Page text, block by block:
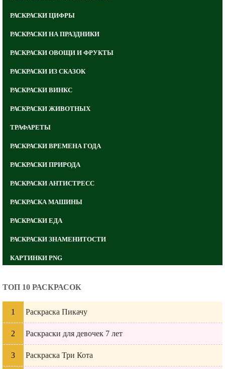
РАСКРАСКИ ЦИФРЫ
РАСКРАСКИ НА ПРАЗДНИКИ
РАСКРАСКИ ОВОЩИ И ФРУКТЫ
РАСКРАСКИ ИЗ СКАЗОК
РАСКРАСКИ ВИНКС
РАСКРАСКИ ЖИВОТНЫХ
ТРАФАРЕТЫ
РАСКРАСКИ ВРЕМЕНА ГОДА
РАСКРАСКИ ПРИРОДА
РАСКРАСКИ АНТИСТРЕСС
РАСКРАСКА МАШИНЫ
РАСКРАСКИ ЕДА
РАСКРАСКИ ЗНАМЕНИТОСТИ
КАРТИНКИ PNG
ТОП 10 РАСКРАСОК
Раскраска Пикачу
Раскраски для девочек 7 лет
Раскраска Три Кота